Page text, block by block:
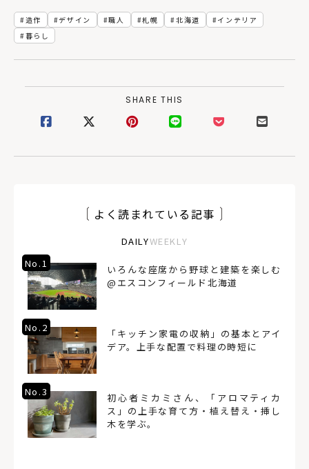
造作 デザイン 職人 札幌 北海道
インテリア
暮らし
SHARE THIS
よく読まれている記事
DAILYWEEKLY
No.1
いろんな座席から野球と建築を楽しむ
@エスコンフィールド北海道
No.2
「キッチン家電の収納」の基本とアイ
デア。上手な配置で料理の時短に
No.3
初心者ミカミさん、「アロマティカ
ス」の上手な育て方・植え替え・挿し
木を学ぶ。